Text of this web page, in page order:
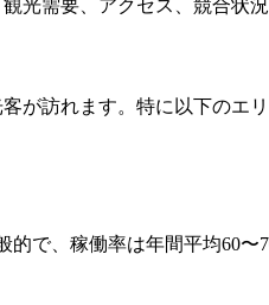
光需要、アクセス、競合状
が訪れます。特に以下のエ
で、稼働率は年間平均60〜